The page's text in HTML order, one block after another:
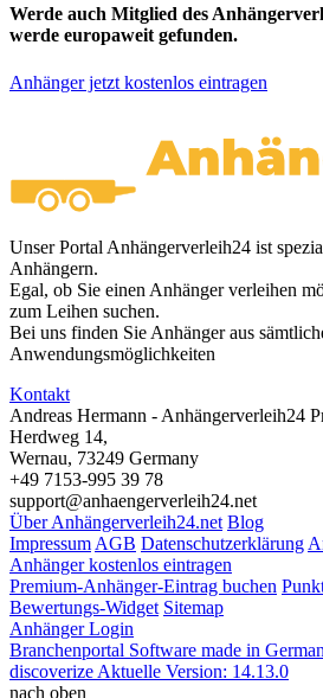
Werde auch Mitglied des
werde europaweit gefunden.
Anhänger jetzt kostenlos eintragen
Unser Portal Anhängerverleih24 ist
Anhängern.
Egal, ob Sie einen Anhänger verleihen
zum Leihen suchen.
Bei uns finden Sie Anhänger aus
Anwendungsmöglichkeiten
Kontakt
Andreas Hermann - Anhängerverleih24
Herdweg 14,
Wernau, 73249 Germany
+49 7153-995 39 78
support@anhaengerverleih24.net
Über Anhängerverleih24.net Blog
Impressum AGB Datenschutzerklärung
Anhänger kostenlos eintragen
Premium-Anhänger-Eintrag buchen
Bewertungs-Widget Sitemap
Anhänger Login
Branchenportal Software made in
discoverize Aktuelle Version: 14.13.0
nach oben